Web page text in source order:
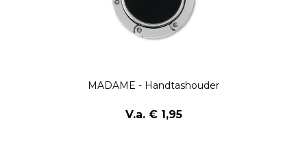
MADAME - Handtashouder
V.a. € 1,95